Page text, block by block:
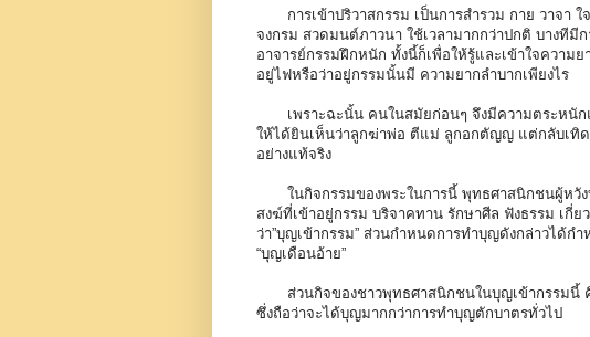
การเข้าปริวาสกรรม เป็นการสำรวม กาย วาจา ใ
จงกรม สวดมนต์ภาวนา ใช้เวลามากกว่าปกติ บางทีมี
อาจารย์กรรมฝึกหนัก ทั้งนี้ก็เพื่อให้รู้และเข้าใจความ
อยู่ไฟหรือว่าอยู่กรรมนั้นมี ความยากลำบากเพียงไร
เพราะฉะนั้น คนในสมัยก่อนๆ จึงมีความตระหนัก
ให้ได้ยินเห็นว่าลูกฆ่าพ่อ ตีแม่ ลูกอกตัญญ แต่กลับเทิ
อย่างแท้จริง
ในกิจกรรมของพระในการนี้ พุทธศาสนิกชนผู้หวัง
สงฆ์ที่เข้าอยู่กรรม บริจาคทาน รักษาศีล ฟังธรรม เกี่ย
ว่า”บุญเข้ากรรม” ส่วนกำหนดการทำบุญดังกล่าวได้ก
“บุญเดือนอ้าย”
ส่วนกิจของชาวพุทธศาสนิกชนในบุญเข้ากรรมนี้ คื
ซึ่งถือว่าจะได้บุญมากกว่าการทำบุญตักบาตรทั่วไป